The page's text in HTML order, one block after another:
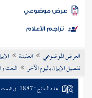
الكتب
موضوعي
تراجم الأعلام
العرض الموضوعي العقيدة
تفصيل الإيمان باليوم الآخر
البعث
عدد النتائج : 1887 في